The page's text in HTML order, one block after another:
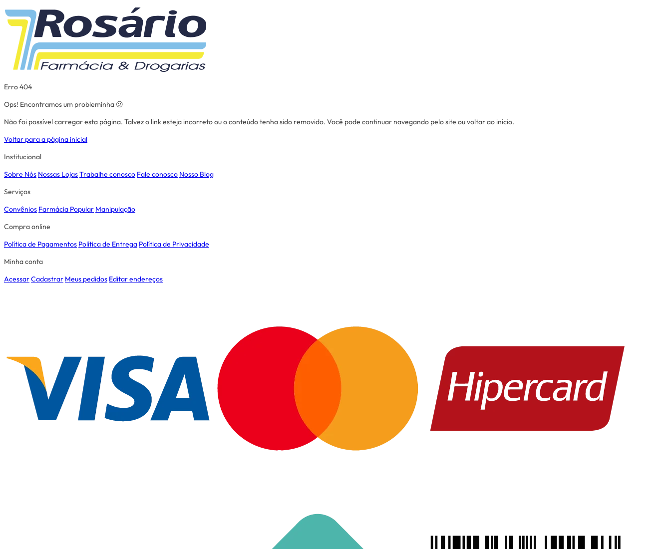
Erro 404
Ops! Encontramos um probleminha 😕
Não foi possível carregar esta página. Talvez o link esteja incorreto ou o conteúdo tenha sido removido. Você pode continuar navegando pelo site ou voltar ao início.
Voltar para a página inicial
Institucional
Sobre Nós Nossas LojasTrabalhe conosco Fale conosco Nosso Blog
Serviços
Convênios Farmácia Popular Manipulação
Compra online
Política de Pagamentos Política de Entrega Política de Privacidade
Minha conta
AcessarCadastrar Meus pedidos Editar endereços